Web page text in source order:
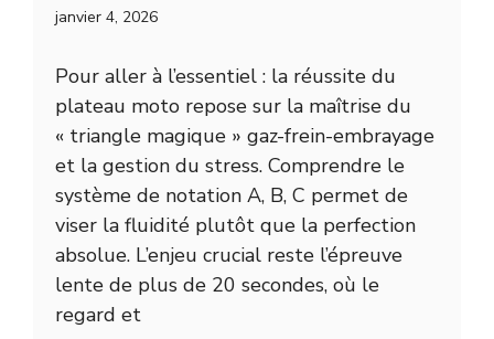
janvier 4, 2026
Pour aller à l’essentiel : la réussite du
plateau moto repose sur la maîtrise du
« triangle magique » gaz-frein-embrayage
et la gestion du stress. Comprendre le
système de notation A, B, C permet de
viser la fluidité plutôt que la perfection
absolue. L’enjeu crucial reste l’épreuve
lente de plus de 20 secondes, où le
regard et